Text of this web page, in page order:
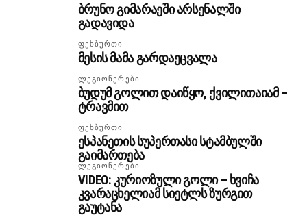
ბრუნო გიმარაეში არსენალში
გადავიდა
ᲤᲔᲮᲑᲣᲠᲗᲘ
მესის მამა გარდაეცვალა
ᲚᲔᲒᲘᲝᲜᲔᲠᲔᲑᲘ
ბუდუმ გოლით დაიწყო, ქვილითაიამ –
ტრავმით
ᲤᲔᲮᲑᲣᲠᲗᲘ
ესპანეთის სუპერთასი სტამბულში
გაიმართება
ᲚᲔᲒᲘᲝᲜᲔᲠᲔᲑᲘ
VIDEO: კურიოზული გოლი – ხვიჩა
კვარაცხელიამ სიეტლს ზურგით
გაუტანა